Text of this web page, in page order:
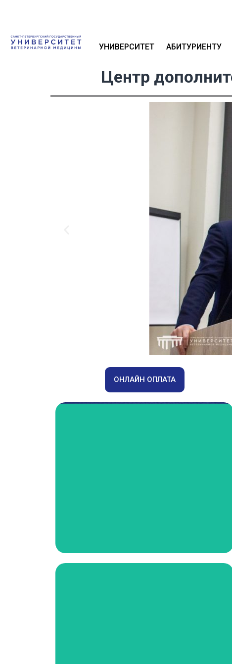
УНИВЕРСИТЕТ АБИТУРИЕНТУ
Центр
ОНЛАЙН ОПЛАТА